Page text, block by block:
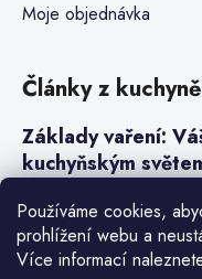
Používáme cookies,
prohlížení webu a
Více informací
Moje objednávka
Články z kuchyně
Základy vaření:
kuchyňským
Steaky a sous-
Jak vařit v